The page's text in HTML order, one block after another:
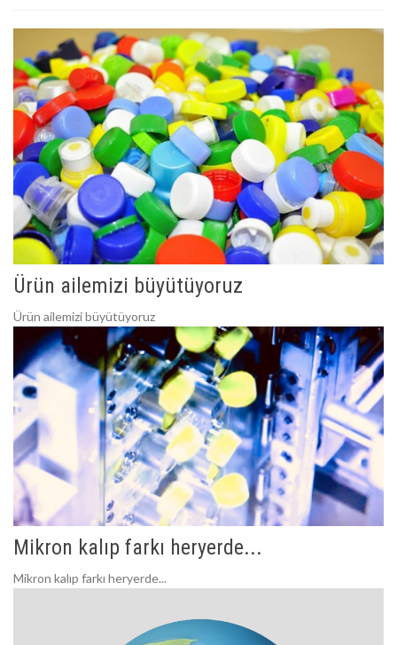
Ürün ailemizi büyütüyoruz
Ürün ailemizi büyütüyoruz
Mikron kalıp farkı heryerde...
Mikron kalıp farkı heryerde...